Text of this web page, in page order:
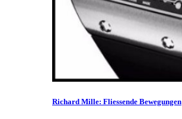
Richard Mille: Fliessende Bewegungen